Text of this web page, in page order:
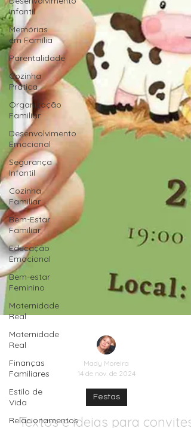
Infantil
Memórias
em Família
Parentalidade
Cozinha
Prática
Organização
Familiar
Desenvolvimento
Emocional
Segurança
Infantil
Cozinha
Familiar
Bem-Estar
Familiar
Educação
Emocional
Bem-estar
Feminino
Maternidade
Real
Maternidade
Real
Finanças
Familiares
Estilo de
Vida
Relacionamentos
Mady Moreira
14 de nov. de 2024
Festas